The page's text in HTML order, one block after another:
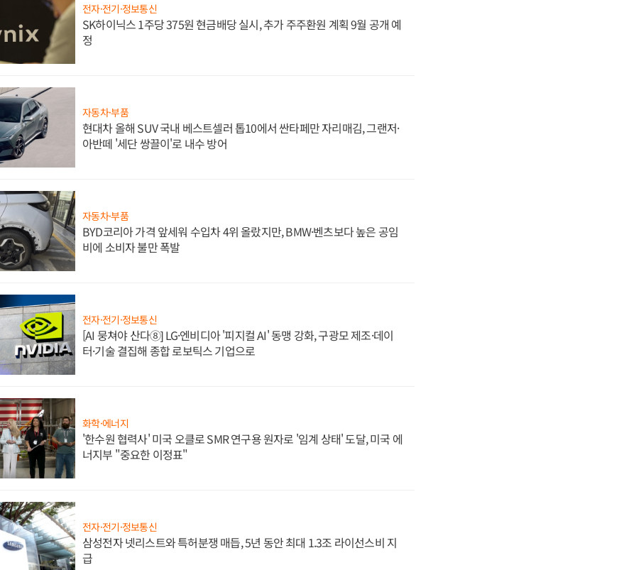
전자·전기·정보통신
SK하이닉스 1주당 375원 현금배당 실시, 추가 주주환원 계획 9월 공개 예
정
자동차·부품
현대차 올해 SUV 국내 베스트셀러 톱10에서 싼타페만 자리매김, 그랜저·
아반떼 '세단 쌍끌이'로 내수 방어
자동차·부품
BYD코리아 가격 앞세워 수입차 4위 올랐지만, BMW·벤츠보다 높은 공임
비에 소비자 불만 폭발
전자·전기·정보통신
[AI 뭉쳐야 산다⑧] LG·엔비디아 '피지컬 AI' 동맹 강화, 구광모 제조·데이
터·기술 결집해 종합 로보틱스 기업으로
화학·에너지
'한수원 협력사' 미국 오클로 SMR 연구용 원자로 '임계 상태' 도달, 미국 에
너지부 "중요한 이정표"
전자·전기·정보통신
삼성전자 넷리스트와 특허분쟁 매듭, 5년 동안 최대 1.3조 라이선스비 지
급